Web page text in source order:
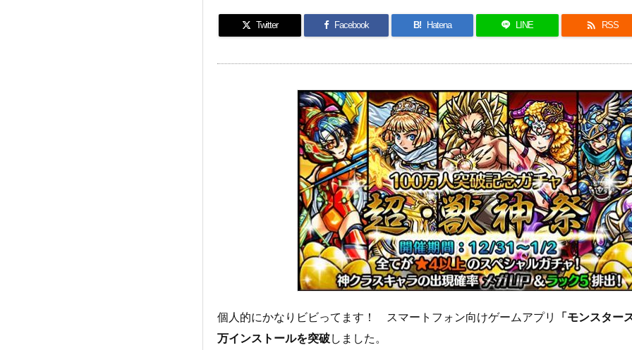
Twitter Facebook B! Hatena LINE  RSS
個人的にかなりビビってます！ スマートフォン向けゲームアプリ
「モンスタ
万インストールを突破しました。